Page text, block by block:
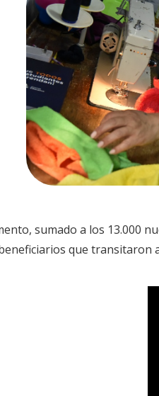
sumado a los 13.000
que transitaron